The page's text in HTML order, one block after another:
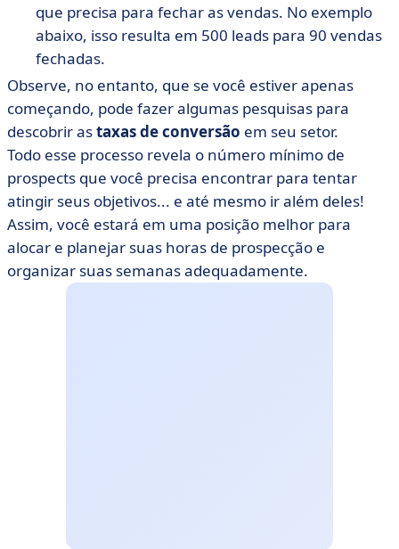
que precisa para fechar as vendas. No exemplo
abaixo, isso resulta em 500 leads para 90 vendas
fechadas.
Observe, no entanto, que se você estiver apenas
começando, pode fazer algumas pesquisas para
descobrir astaxas de conversão em seu setor.
Todo esse processo revela o número mínimo de
prospects que você precisa encontrar para tentar
atingir seus objetivos... e até mesmo ir além deles!
Assim, você estará em uma posição melhor para
alocar e planejar suas horas de prospecção e
organizar suas semanas adequadamente.